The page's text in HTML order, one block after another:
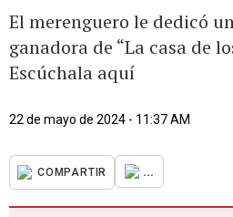
El merenguero le dedicó
ganadora de “La casa de
Escúchala aquí
22 de mayo de 2024 - 11:37 AM
COMPARTIR ...